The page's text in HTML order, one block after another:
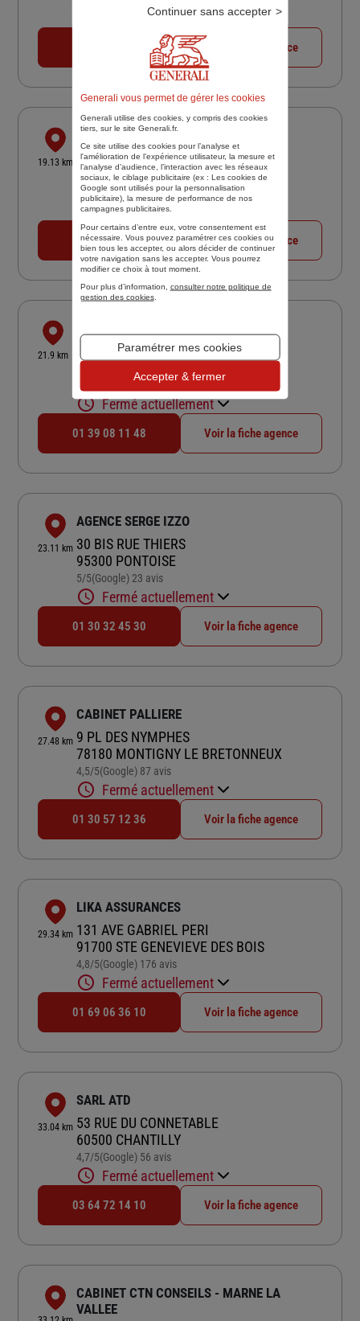
Fermé actuellement
Voir la fiche agence
19.13 km
PARIS OUEST ASSURANCES
16 RUE CARNOT
78000 VERSAILLES
5/5Note de 5 sur 5
(Google) 4 avis
Fermé actuellement
01 39 02 32 21 Voir la fiche agence
21.9 km
2 AVE MAURICE BERTEAUX
78570 ANDRESY
(Google) 14 avis
Fermé actuellement
01 39 08 11 48 Voir la fiche agence
23.11 km
AGENCE SERGE IZZO
30 BIS RUE THIERS
95300 PONTOISE
5/5Note de 5 sur 5
(Google) 23 avis
Fermé actuellement
01 30 32 45 30 Voir la fiche agence
27.48 km
CABINET PALLIERE
9 PL DES NYMPHES
78180 MONTIGNY LE BRETONNEUX
4,5/5Note de 4.5 sur 5
(Google) 87 avis
Fermé actuellement
01 30 57 12 36 Voir la fiche agence
29.34 km
LIKA ASSURANCES
131 AVE GABRIEL PERI
91700 STE GENEVIEVE DES BOIS
4,8/5Note de 4.8 sur 5
(Google) 176 avis
Fermé actuellement
01 69 06 36 10 Voir la fiche agence
33.04 km
SARL ATD
53 RUE DU CONNETABLE
60500 CHANTILLY
4,7/5Note de 4.7 sur 5
(Google) 56 avis
Fermé actuellement
03 64 72 14 10 Voir la fiche agence
CABINET CTN CONSEILS - MARNE LA
VALLEE
Generali vous permet de gérer les cookies
Generali utilise des cookies, y compris des cookies
tiers, sur le site Generali.fr.
Ce site utilise des cookies pour l’analyse et
l'amélioration de l’expérience utilisateur, la mesure et
l’analyse d’audience, l’interaction avec les réseaux
sociaux, le ciblage publicitaire (ex : Les cookies de
Google sont utilisés pour la personnalisation
publicitaire), la mesure de performance de nos
campagnes publicitaires.
Pour certains d’entre eux, votre consentement est
nécessaire. Vous pouvez paramétrer ces cookies ou
bien tous les accepter, ou alors décider de continuer
votre navigation sans les accepter. Vous pourrez
modifier ce choix à tout moment.
Pour plus d’information, consulter notre politique de
gestion des cookies.
Paramétrer mes cookies
Continuer sans accepter
Accepter & fermer